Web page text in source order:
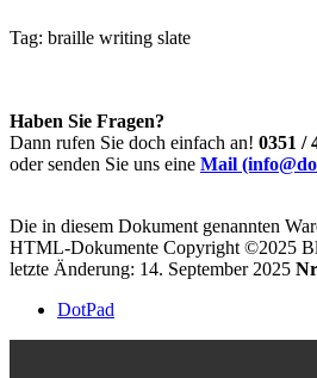
Tag: braille writing slate
Haben Sie Fragen?
Dann rufen Sie doch einfach an! 0351 /
oder senden Sie uns eine Mail
Die in diesem Dokument genannten
HTML-Dokumente Copyright ©2025
letzte Änderung: 14. September 2025
DotPad